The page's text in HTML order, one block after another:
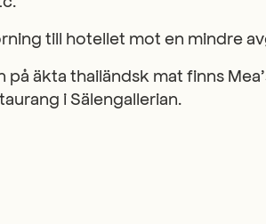
till hotellet mot en mindre
på äkta thailändsk mat finns
i Sälengallerian.